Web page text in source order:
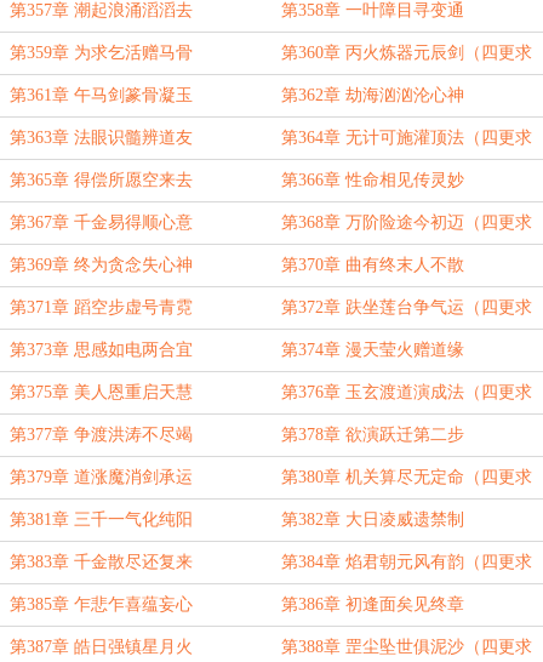
订！）
第357章 潮起浪涌滔滔去 第358章 一叶障目寻变通
第359章 为求乞活赠马骨 第360章 丙火炼器元辰剑（四更求
订！）
第361章 午马剑篆骨凝玉 第362章 劫海汹汹沦心神
第363章 法眼识髓辨道友 第364章 无计可施灌顶法（四更求
订！）
第365章 得偿所愿空来去 第366章 性命相见传灵妙
第367章 千金易得顺心意 第368章 万阶险途今初迈（四更求
订！）
第369章 终为贪念失心神 第370章 曲有终末人不散
第371章 蹈空步虚号青霓 第372章 趺坐莲台争气运（四更求
订！）
第373章 思感如电两合宜 第374章 漫天莹火赠道缘
第375章 美人恩重启天慧 第376章 玉玄渡道演成法（四更求
订！）
第377章 争渡洪涛不尽竭 第378章 欲演跃迁第二步
第379章 道涨魔消剑承运 第380章 机关算尽无定命（四更求
订！）
第381章 三千一气化纯阳 第382章 大日凌威遗禁制
第383章 千金散尽还复来 第384章 焰君朝元风有韵（四更求
订！）
第385章 乍悲乍喜蕴妄心 第386章 初逢面矣见终章
第387章 皓日强镇星月火 第388章 罡尘坠世俱泥沙（四更求